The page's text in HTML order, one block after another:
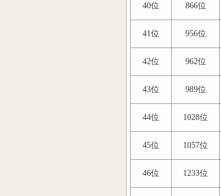
40位 866位
41位 956位
42位 962位
43位 989位
44位 1028位
45位 1057位
46位 1233位